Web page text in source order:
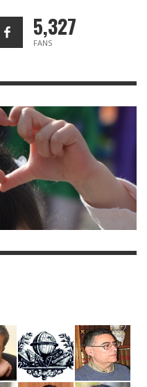
5,327
FANS